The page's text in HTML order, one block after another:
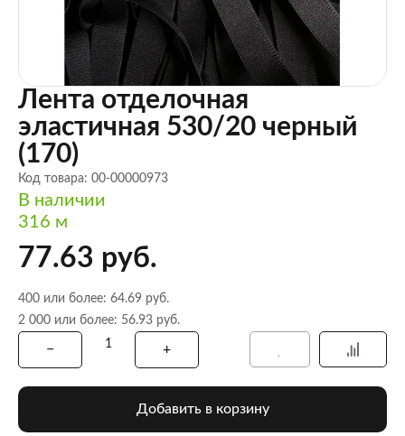
Лента отделочная
эластичная 530/20 черный
(170)
Код товара: 00-00000973
В наличии
316 м
77.63 руб.
400 или более: 64.69 руб.
2 000 или более: 56.93 руб.
Добавить в корзину